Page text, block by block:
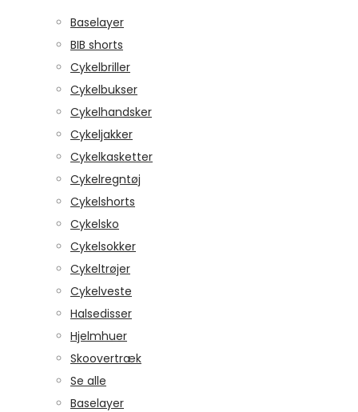
Baselayer
BIB shorts
Cykelbriller
Cykelbukser
Cykelhandsker
Cykeljakker
Cykelkasketter
Cykelregntøj
Cykelshorts
Cykelsko
Cykelsokker
Cykeltrøjer
Cykelveste
Halsedisser
Hjelmhuer
Skoovertræk
Se alle
Baselayer